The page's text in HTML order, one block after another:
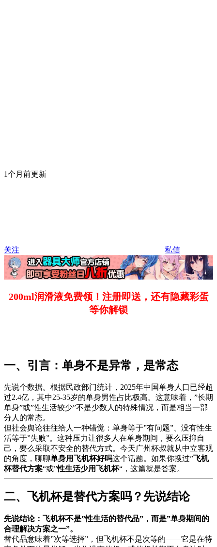
1个月前更新
关注 私信
200ml润滑液免费领！注册即送，还有隐藏彩蛋
等你解锁
一、引言：单身不是异常，是常态
先说个数据。根据民政部门统计，2025年中国单身人口已经超
过2.4亿，其中25-35岁的单身男性占比极高。这意味着，”长期
单身”或”性生活较少”不是少数人的特殊情况，而是相当一部
分人的常态。
但社会舆论往往给人一种错觉：单身等于”有问题”、没有性生
活等于”失败”。这种压力让很多人在单身期间，要么压抑自
己，要么采取不安全的替代方式。今天广州杯叔就从中立客观
的角度，聊聊单身用飞机杯好吗这个话题。如果你搜过”飞机
杯替代方案“或”性生活少用飞机杯“，这篇就是答案。
二、飞机杯是替代方案吗？先说结论
先说结论：飞机杯不是”性生活的替代品”，而是”单身期间的
合理解决方案之一”。
替代品意味着”次等选择”，但飞机杯不是次等的——它是在特